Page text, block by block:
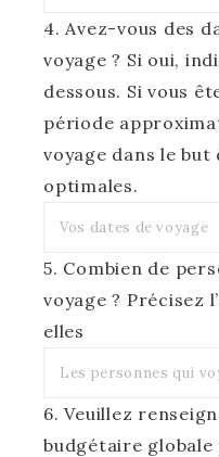
4. Avez-vous des
voyage ? Si oui,
dessous. Si vous
période
voyage dans le
optimales.
5. Combien de
voyage ? Précisez
elles
6. Veuillez
budgétaire